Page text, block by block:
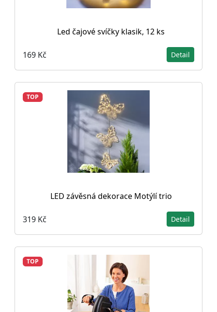
Led čajové svíčky klasik, 12 ks
169 Kč Detail
TOP
LED závěsná dekorace Motýlí trio
319 Kč Detail
TOP